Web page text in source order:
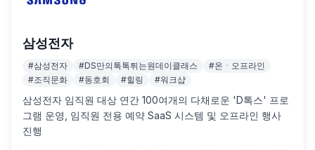
삼성전자
#삼성전자 #DS만의톡톡튀는원데이클래스 #온ㆍ오프라인
#조직문화 #동호회 #힐링 #워크샵
삼성전자 임직원 대상 연간 100여개의 다채로운 'D톡스' 프로
그램 운영, 임직원 전용 예약 SaaS 시스템 및 오프라인 행사
진행